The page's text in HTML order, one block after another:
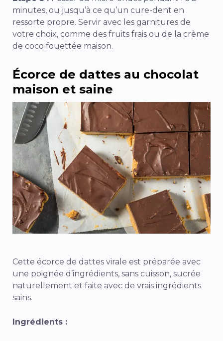
minutes, ou jusqu’à ce qu’un cure-dent en
ressorte propre. Servir avec les garnitures de
votre choix, comme des fruits frais ou de la crème
de coco fouettée maison.
Écorce de dattes au chocolat
maison et saine
Cette écorce de dattes virale est préparée avec
une poignée d’ingrédients, sans cuisson, sucrée
naturellement et faite avec de vrais ingrédients
sains.
Ingrédients :